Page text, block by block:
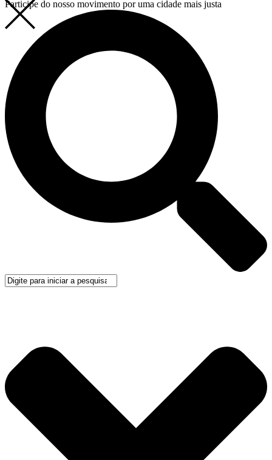
Participe do nosso movimento por uma cidade mais justa